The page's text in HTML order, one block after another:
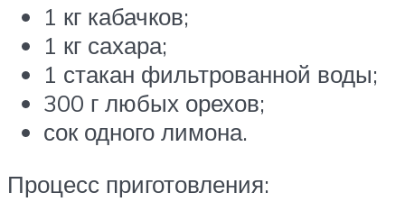
1 кг кабачков;
1 кг сахара;
1 стакан фильтрованной воды;
300 г любых орехов;
сок одного лимона.
Процесс приготовления: